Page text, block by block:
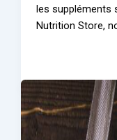
les suppléments
Nutrition Store,